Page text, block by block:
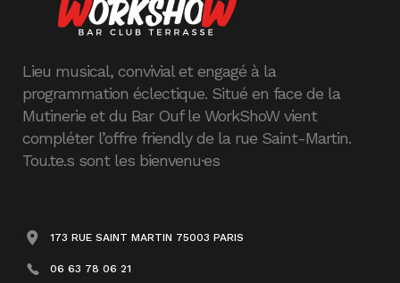
Lieu musical, convivial et engagé à la
programmation éclectique. Situé en face de la
Mutinerie et du Bar Ouf le WorkShoW vient
compléter l’offre friendly de la rue Saint-Martin.
Tou.te.s sont les bienvenu·es
173 RUE SAINT MARTIN 75003 PARIS
06 63 78 06 21